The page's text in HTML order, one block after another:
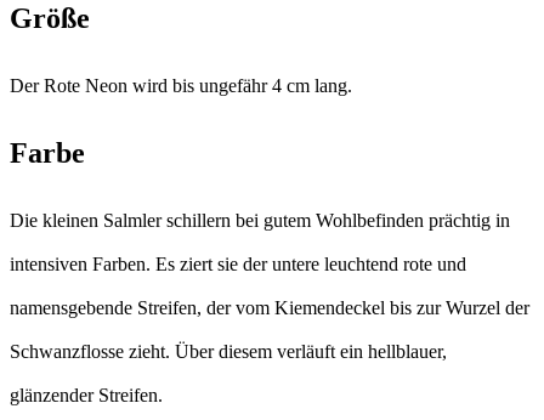
Größe
Der Rote Neon wird bis ungefähr 4 cm lang.
Farbe
Die kleinen Salmler schillern bei gutem Wohlbefinden prächtig in
intensiven Farben. Es ziert sie der untere leuchtend rote und
namensgebende Streifen, der vom Kiemendeckel bis zur Wurzel der
Schwanzflosse zieht. Über diesem verläuft ein hellblauer,
glänzender Streifen.